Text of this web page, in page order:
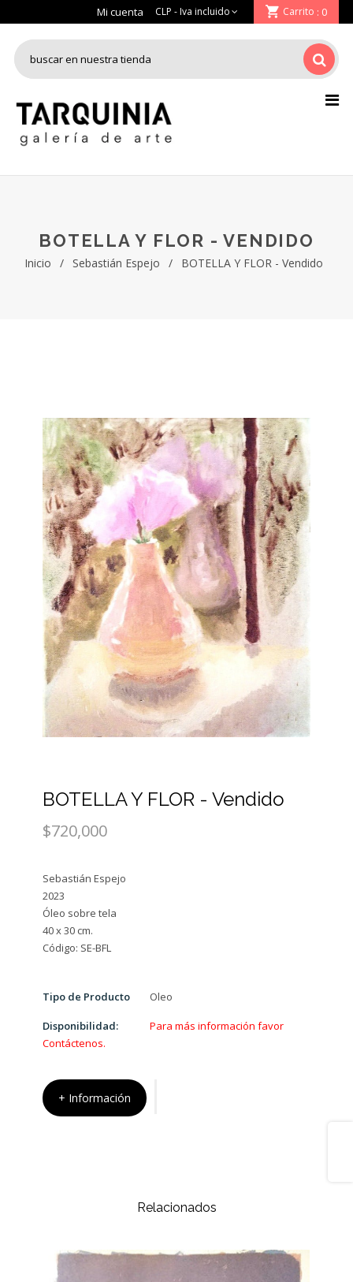
Mi cuenta Carrito : 0
BOTELLA Y FLOR - VENDIDO
Inicio / Sebastián Espejo / BOTELLA Y FLOR - Vendido
BOTELLA Y FLOR - Vendido
$720,000
Sebastián Espejo
2023
Óleo sobre tela
40 x 30 cm.
Tipo de Producto Oleo
Disponibilidad:
Para más información favor
Contáctenos.
+ Información
Relacionados